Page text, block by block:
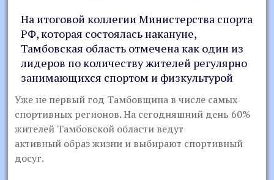
На итоговой коллегии Министерства спорта
РФ, которая состоялась накануне,
Тамбовская область отмечена как один из
лидеров по количеству жителей регулярно
занимающихся спортом и физкультурой
Уже не первый год Тамбовщина в числе самых
спортивных регионов. На сегодняшний день 60%
жителей Тамбовской области ведут
активный образ жизни и выбирают спортивный
досуг.